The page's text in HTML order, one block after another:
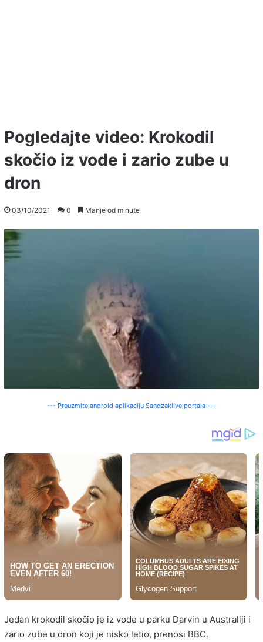
Pogledajte video: Krokodil
skočio iz vode i zario zube u
dron
03/10/2021 0 Manje od minute
--- Preuzmite android aplikaciju Sandzaklive portala ---
Jedan krokodil skočio je iz vode u parku Darvin u Australiji i
zario zube u dron koji je nisko letio, prenosi BBC.